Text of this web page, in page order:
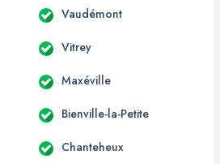
Vaudémont
Vitrey
Maxéville
Bienville-la-Petite
Chanteheux